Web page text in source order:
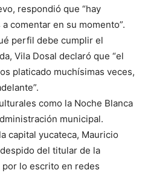
respondió que “hay
comentar en su momento”.
perfil debe cumplir el
Vila Dosal declaró que “el
platicado muchísimas veces,
como la Noche Blanca
municipal.
capital yucateca, Mauricio
del titular de la
lo escrito en redes